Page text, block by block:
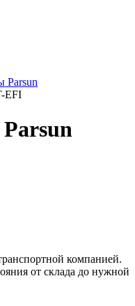
Parsun
EFI
компанией.
от склада до нужной